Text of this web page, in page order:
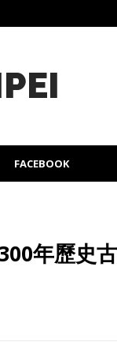
FACEBOOK
年歷